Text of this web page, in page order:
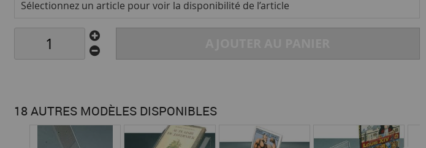
Sélectionnez un article pour voir la disponibilité de l’article
18 AUTRES MODÈLES DISPONIBLES